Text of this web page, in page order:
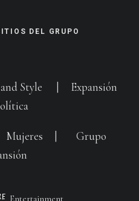
DEL GRUPO
Style
Expansión
Mujeres
Grupo
Entertainment